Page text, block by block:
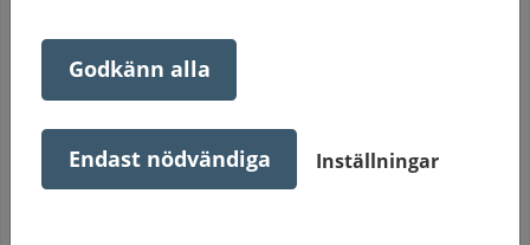
stycken tvåvåningshus med balkong eller uteplats till
Godkänn alla
Endast nödvändiga Inställningar